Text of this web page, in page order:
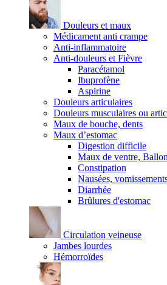
Douleurs et maux
Médicament anti crampe
Anti-inflammatoire
Anti-douleurs et Fièvre
Paracétamol
Ibuprofène
Aspirine
Douleurs articulaires
Douleurs musculaires ou
Maux de bouche, dents
Maux d’estomac
Digestion difficile
Maux de ventre,
Constipation
Nausées,
Diarrhée
Brûlures d'estomac
Circulation veineuse
Jambes lourdes
Hémorroïdes